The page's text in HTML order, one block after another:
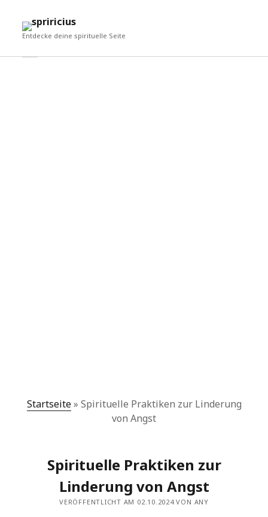
Spiricius
Entdecke deine spirituelle Seite
Startseite» Spirituelle Praktiken zur Linderung
von Angst
Spirituelle Praktiken zur
Linderung von Angst
VERÖFFENTLICHT AM 02.10.2024 VON ANY